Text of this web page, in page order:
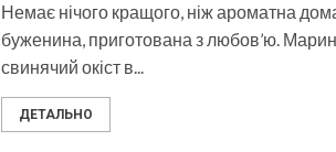
Немає нічого кращого, ніж ароматна
буженина, приготована з любов’ю.
свинячий окіст в...
ДЕТАЛЬНО